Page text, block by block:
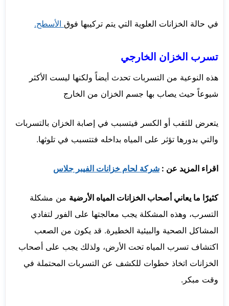
في حالة الخزانات العلوية التي يتم تركيبها فوق الأسطح.
تسرب الخزان الخارجي
هذه النوعية من التسربات تحدث أيضاً ولكنها ليست الأكثر
شيوعاً حيث يصاب بها جسم الخزان من الخارج
يتعرض للثقب أو الكسر فيتسبب في إصابة الخزان بالتسربات
والتي بدورها تؤثر على المياه بداخله فتتسبب في تلوثها.
اقراء المزيد عن : شركة لحام خزانات الفيبر جلاس
كثيرًا ما يعاني أصحاب الخزانات المياه الأرضية من مشكلة
التسرب، وهذه المشكلة يجب معالجتها على الفور لتفادي
المشاكل الصحية والبيئية الخطيرة. قد يكون من الصعب
اكتشاف تسرب المياه تحت الأرض، ولذلك يجب على أصحاب
الخزانات اتخاذ خطوات للكشف عن التسربات المحتملة في
وقت مبكر.